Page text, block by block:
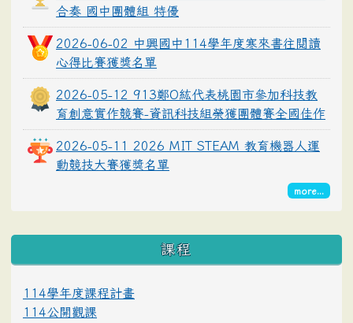
合奏 國中團體組 特優
2026-06-02 中興國中114學年度寒來書往閱讀
心得比賽獲獎名單
2026-05-12 913鄭O紘代表桃園市參加科技教
育創意實作競賽-資訊科技組榮獲團體賽全國佳作
2026-05-11 2026 MIT STEAM 教育機器人運
動競技大賽獲獎名單
more...
課程
114學年度課程計畫
114公開觀課